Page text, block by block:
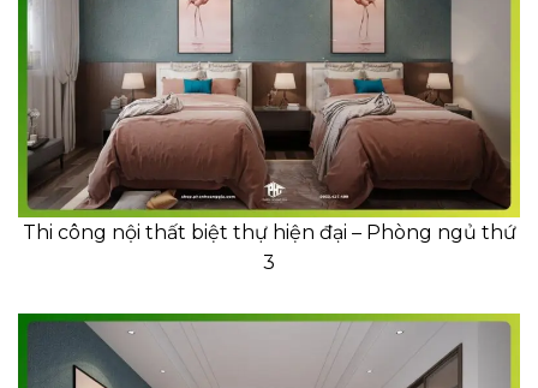
Thi công nội thất biệt thự hiện đại – Phòng ngủ thứ
3